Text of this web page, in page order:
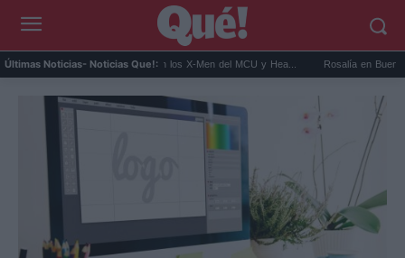
Últimas Noticias- Noticias Que!:
Kit Connor será Cíclope en los X-Men del MCU y Hea... Rosalía en Buenos